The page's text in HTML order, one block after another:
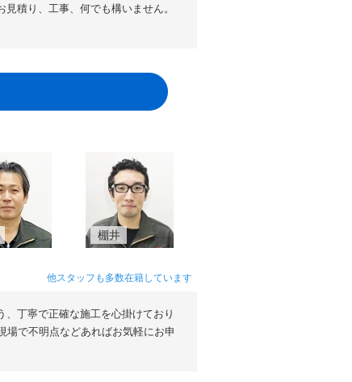
積り、工事、何でも構いません。
棚井
他スタッフも多数在籍しています
丁寧で正確な施工を心掛けており
場で不明点などあればお気軽にお申